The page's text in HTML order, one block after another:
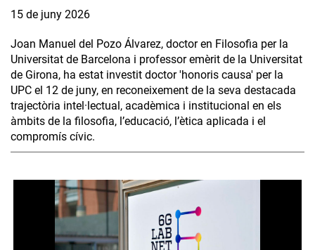
15 de juny 2026
Joan Manuel del Pozo Álvarez, doctor en Filosofia per la
Universitat de Barcelona i professor emèrit de la Universitat
de Girona, ha estat investit doctor 'honoris causa' per la
UPC el 12 de juny, en reconeixement de la seva destacada
trajectòria intel·lectual, acadèmica i institucional en els
àmbits de la filosofia, l’educació, l’ètica aplicada i el
compromís cívic.